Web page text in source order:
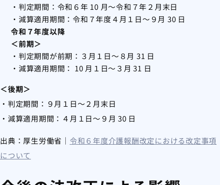
・判定期間：令和６年 10 月～令和７年２月末日
・減算適用期間：令和７年度４月１日～９月 30 日
令和７年度以降
＜前期＞
・判定期間が前期：３月１日～８月 31 日
・減算適用期間： 10 月１日～３月 31 日
＜後期＞
・判定期間：９月１日～２月末日
・減算適用期間：４月１日～９月 30 日
出典：厚生労働省｜ 令和６年度介護報酬改定における改定事項
について